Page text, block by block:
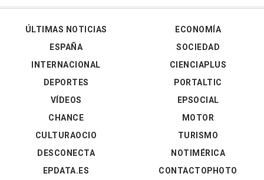
ÚLTIMAS NOTICIAS
ESPAÑA
INTERNACIONAL
DEPORTES
VÍDEOS
ECONOMÍA
SOCIEDAD
CIENCIAPLUS
PORTALTIC
EPSOCIAL
CHANCE
CULTURAOCIO
DESCONECTA
EPDATA.ES
MOTOR
TURISMO
NOTIMÉRICA
CONTACTOPHOTO